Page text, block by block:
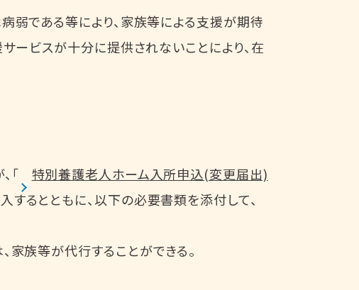
弱である等により、家族等による支援が期待
ービスが十分に提供されないことにより、在
「
特別養護老人ホーム入所申込(変更届出)
するとともに、以下の必要書類を添付して、
家族等が代行することができる。